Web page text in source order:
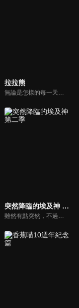
拉拉熊
無論是怎樣的每一天，「拉拉熊」都會陪在你的身邊。這一次，它將跳出日常，走進悠然展開的動畫世界。那一段令人心情放鬆的輕盈時光。不管在哪裡、在做什麼，拉拉熊都會與你相隨。一段嶄新的開始，令人雀躍的故事。2026年的春天，請一定要來和「拉拉熊」相見喔。
突然降臨的埃及神 第二季
雖然有點突然，不過大家好久不見。這裡是埃及神們的世界以阿努比斯和托特為首的各個古埃及知名的神明們都在這自由地生活著。